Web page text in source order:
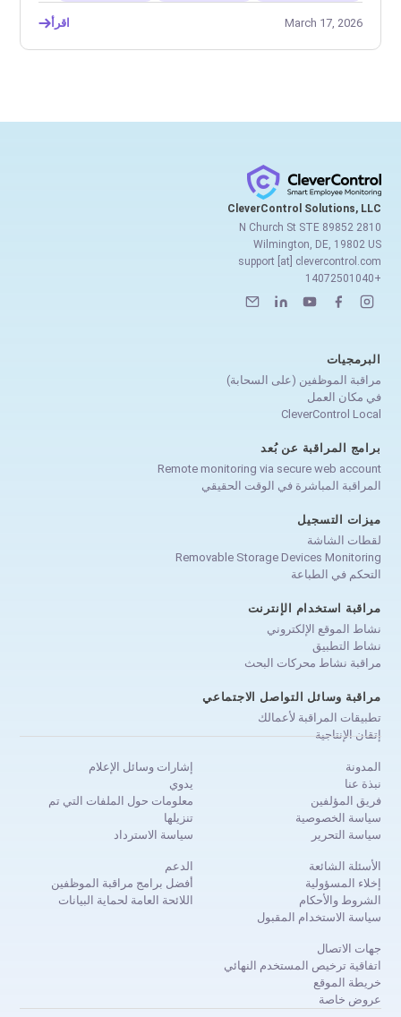
March 17, 2026 اقرأ
CleverControl Solutions, LLC
2810 N Church St STE 89852
Wilmington, DE, 19802 US
support [at] clevercontrol.com
+14072501040
البرمجيات
مراقبة الموظفين (على السحابة)
في مكان العمل
CleverControl Local
برامج المراقبة عن بُعد
Remote monitoring via secure web account
المراقبة المباشرة في الوقت الحقيقي
ميزات التسجيل
لقطات الشاشة
Removable Storage Devices Monitoring
التحكم في الطباعة
مراقبة استخدام الإنترنت
نشاط الموقع الإلكتروني
نشاط التطبيق
مراقبة نشاط محركات البحث
مراقبة وسائل التواصل الاجتماعي
تطبيقات المراقبة لأعمالك
إتقان الإنتاجية
المدونة
نبذة عنا
فريق المؤلفين
سياسة الخصوصية
سياسة التحرير
إشارات وسائل الإعلام
يدوي
معلومات حول الملفات التي تم
تنزيلها
سياسة الاسترداد
الأسئلة الشائعة
إخلاء المسؤولية
الشروط والأحكام
سياسة الاستخدام المقبول
الدعم
أفضل برامج مراقبة الموظفين
اللائحة العامة لحماية البيانات
جهات الاتصال
اتفاقية ترخيص المستخدم النهائي
خريطة الموقع
عروض خاصة